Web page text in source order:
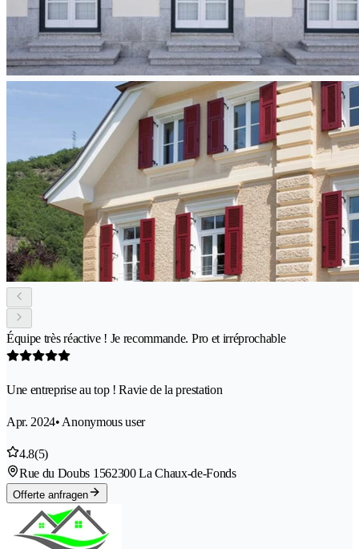
Équipe très réactive ! Je recommande. Pro et irréprochable
Une entreprise au top ! Ravie de la prestation
Apr. 2024• Anonymous user
4.8(5)
Rue du Doubs 1562300 La Chaux-de-Fonds
Offerte anfragen